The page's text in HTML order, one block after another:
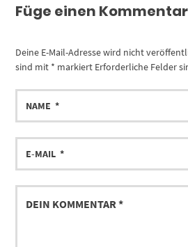
Füge einen
Deine E-Mail-Adresse wird nicht
sind mit * markiert Erforderliche Felder